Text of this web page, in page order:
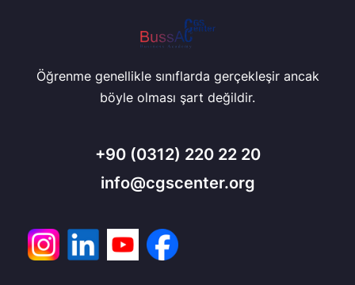
Öğrenme genellikle sınıflarda gerçekleşir ancak
böyle olması şart değildir.
+90 (0312) 220 22 20
info@cgscenter.org